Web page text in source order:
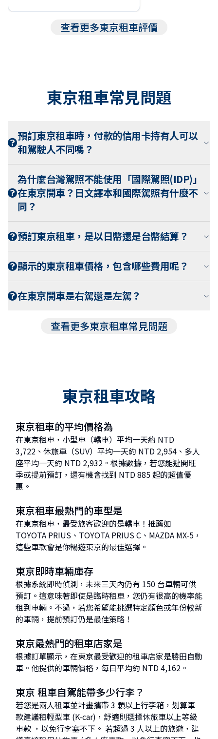
查看更多東京租車評價
東京租車常見問題
預訂東京租車時，付款的信用卡持有人可以
和駕駛人不同嗎？
為什麼台灣駕照不能使用「國際駕照(IDP)」
在東京開車？日文譯本和國際駕照有什麼不
同？
預訂東京租車，是以日幣還是台幣結算？
顯示的東京租車價格，包含哪些費用呢？
在東京開車是右駕還是左駕？
查看更多東京租車常見問題
東京租車攻略
東京租車的平均價格為
在東京租車，小型車（轎車）平均一天約 NTD
3,722、休旅車（SUV）平均一天約 NTD 2,954、多人
座平均一天約 NTD 2,932。根據數據，若您能避開旺
季或提前預訂，還有機會找到 NTD 885 起的超值優
惠。
東京租車最熱門的車型是
在東京租車，最受旅客歡迎的是轎車！推薦如
TOYOTA PRIUS、TOYOTA PRIUS C、MAZDA MX-5，
這些車款會是你暢遊東京的最佳選擇。
東京即時車輛庫存
根據系統即時偵測，未來三天內仍有 150 台車輛可供
預訂。這意味著即使是臨時租車，您仍有很高的機率能
租到車輛。不過，若您希望能挑選特定顏色或年份較新
的車輛，提前預訂仍是最佳策略！
東京最熱門的租車店家是
根據訂單顯示，在東京最受歡迎的租車店家是勝田自動
車。他提供的車輛價格，每日平均約 NTD 4,162。
東京 租車自駕能帶多少行李？
若您是兩人租車並計畫攜帶 3 顆以上行李箱，划算車
款建議租輕型車 (K-car)，舒適則選擇休旅車以上等級
車款 ，以免行李塞不下。 若超過 3 人以上的旅遊，建